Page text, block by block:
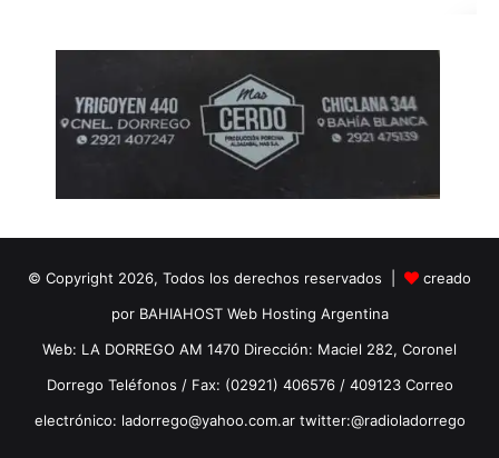
© Copyright 2026, Todos los derechos reservados |
creado
por BAHIAHOST Web Hosting Argentina
Web: LA DORREGO AM 1470 Dirección: Maciel 282, Coronel
Dorrego Teléfonos / Fax: (02921) 406576 / 409123 Correo
electrónico: ladorrego@yahoo.com.ar twitter:@radioladorrego